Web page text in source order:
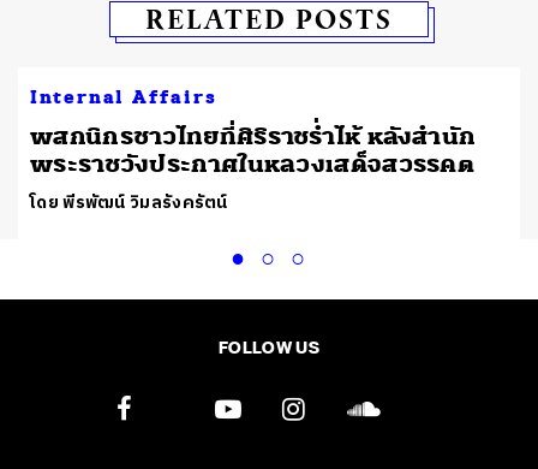
RELATED POSTS
Internal Affairs
พสกนิกรชาวไทยที่ศิริราชร่ำไห้ หลังสำนัก
พระราชวังประกาศในหลวงเสด็จสวรรคต
โดย พีรพัฒน์ วิมลรังครัตน์
FOLLOW US